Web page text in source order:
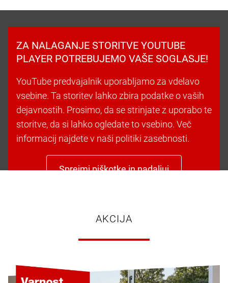
ZA NALAGANJE STORITVE YOUTUBE
PLAYER POTREBUJEMO VAŠE SOGLASJE!
YouTube predvajalnik uporabljamo za vdelavo
vsebine. Ta storitev lahko zbira podatke o vaših
dejavnostih. Prosimo, da se strinjate z uporabo te
storitve, da si lahko ogledate to vsebino. Več
informacij najdete v naši politiki zasebnosti.
Sprejmi piškotke in nadaljuj
AKCIJA